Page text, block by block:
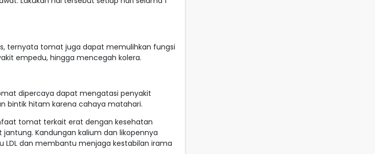
ternyata tomat juga dapat memulihkan fungsi
empedu, hingga mencegah kolera.
dipercaya dapat mengatasi penyakit
bintik hitam karena cahaya matahari.
tomat terkait erat dengan kesehatan
Kandungan kalium dan likopennya
dan membantu menjaga kestabilan irama